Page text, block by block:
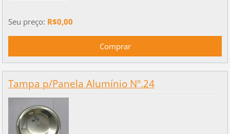
Seu preço: R$0,00
Tampa p/Panela Alumínio Nº.24